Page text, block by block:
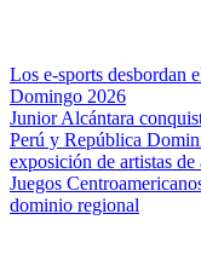
Los e-sports desbordan
Domingo 2026
Junior Alcántara
Perú y República
exposición de artistas de
Juegos
dominio regional